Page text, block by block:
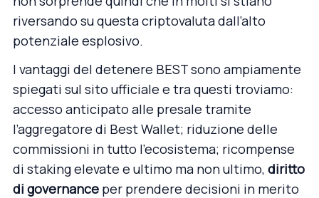
riversando su questa criptovaluta dall’alto
potenziale esplosivo.
I vantaggi del detenere BEST sono ampiamente
spiegati sul sito ufficiale e tra questi troviamo:
accesso anticipato alle presale tramite
l’aggregatore di Best Wallet; riduzione delle
commissioni in tutto l’ecosistema; ricompense
di staking elevate e ultimo ma non ultimo, diritto
di governance per prendere decisioni in merito